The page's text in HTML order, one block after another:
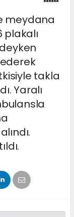
meydana
plakalı
takla
Yaralı